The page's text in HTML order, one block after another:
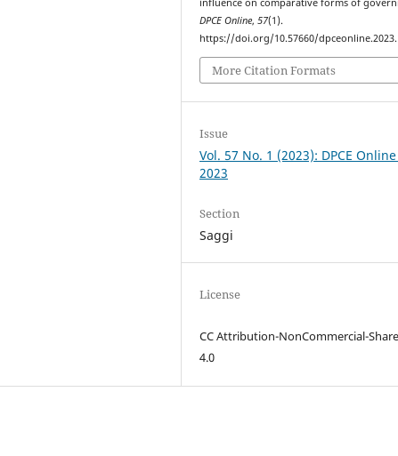
influence on comparative forms of
DPCE Online,57(1).
https://doi.org/10.57660/
More Citation Formats
Issue
Vol. 57 No. 1 (2023): DPCE
2023
Section
Saggi
License
CC Attribution-NonCommercial-
4.0